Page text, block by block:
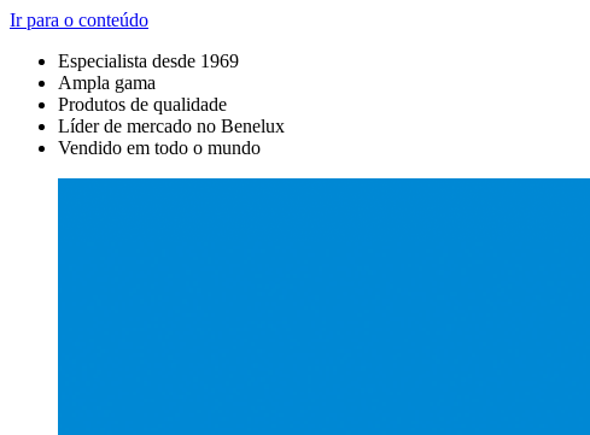
Ir para o conteúdo
Especialista desde 1969
Ampla gama
Produtos de qualidade
Líder de mercado no Benelux
Vendido em todo o mundo